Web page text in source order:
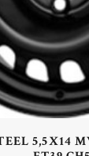
5,5X14